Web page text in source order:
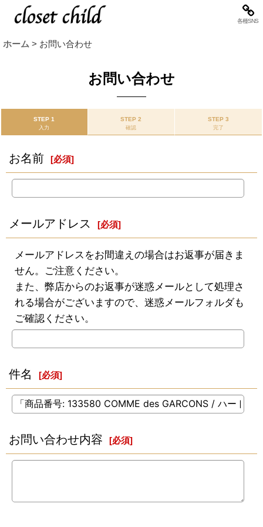
各種SNS
ホーム > お問い合わせ
お問い合わせ
STEP 1
入力
STEP 2
確認
STEP 3
完了
お名前 [必須]
メールアドレス [必須]
メールアドレスをお間違えの場合はお返事が届きま
せん。ご注意ください。
また、弊店からのお返事が迷惑メールとして処理さ
れる場合がございますので、迷惑メールフォルダも
ご確認ください。
件名 [必須]
お問い合わせ内容 [必須]